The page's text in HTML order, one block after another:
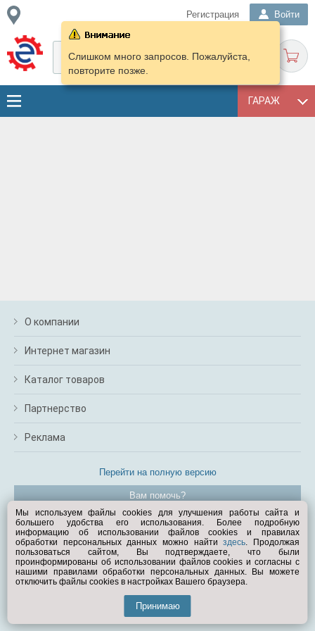
Регистрация Войти
ГАРАЖ
Слишком много запросов. Пожалуйста,
повторите позже.
О компании
Интернет магазин
Каталог товаров
Партнерство
Реклама
Перейти на полную версию
Вам помочь?
© Exist.ru 1998—2026
Мы используем файлы cookies для улучшения работы сайта и
большего удобства его использования. Более подробную
информацию об использовании файлов cookies и правилах
обработки персональных данных можно найтиздесь. Продолжая
пользоваться сайтом, Вы подтверждаете, что были
проинформированы об использовании файлов cookies и согласны с
нашими правилами обработки персональных данных. Вы можете
отключить файлы cookies в настройках Вашего браузера.
Принимаю